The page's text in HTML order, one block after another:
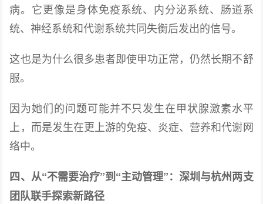
病。它更像是身体免疫系统、内分泌系统、肠道系
统、神经系统和代谢系统共同失衡后发出的信号。
这也是为什么很多患者即使甲功正常，仍然长期不舒
服。
因为她们的问题可能并不只发生在甲状腺激素水平
上，而是发生在更上游的免疫、炎症、营养和代谢网
络中。
四、从“不需要治疗”到“主动管理”：深圳与杭州两支
团队联手探索新路径